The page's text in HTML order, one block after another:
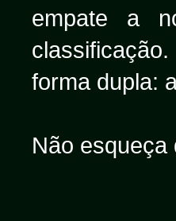
empate a
forma dupla:
Não